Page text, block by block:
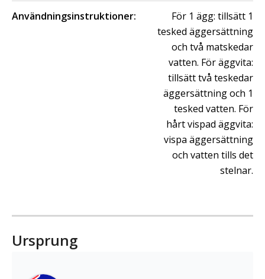
Användningsinstruktioner:
För 1 ägg: tillsätt 1
tesked äggersättning
och två matskedar
vatten. För äggvita:
tillsätt två teskedar
äggersättning och 1
tesked vatten. För
hårt vispad äggvita:
vispa äggersättning
och vatten tills det
stelnar.
Ursprung